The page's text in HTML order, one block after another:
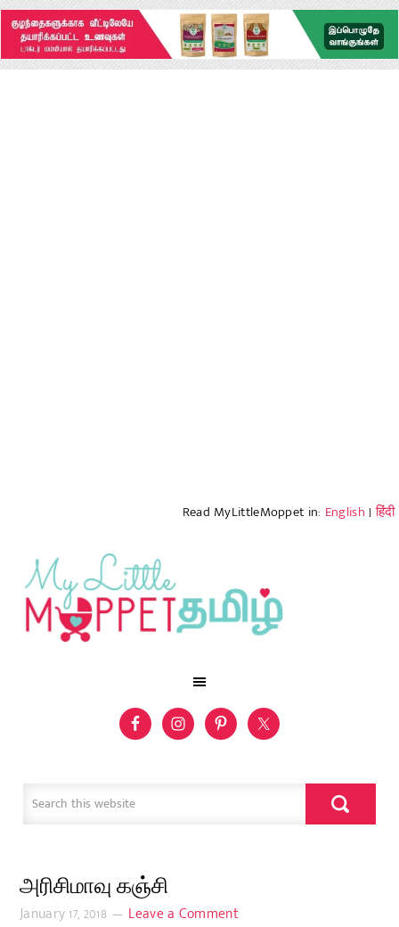
Read MyLittleMoppet in: English |हिंदी
அரிசிமாவு கஞ்சி
January 17, 2018 Leave a Comment